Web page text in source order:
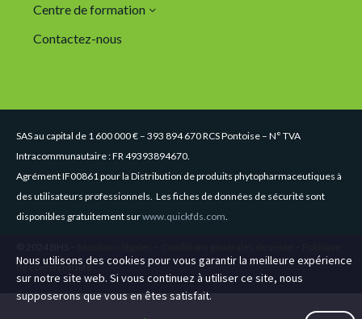
Centre de formation
Contactez-nous
SAS au capital de 1 600 000 € – 393 894 670 RCS Pontoise – N° TVA
Intracommunautaire : FR 49393894670.
Agrément IF00861 pour la Distribution de produits phytopharmaceutiques à
des utilisateurs professionnels. Les fiches de données de sécurité sont
disponibles gratuitement surwww.quickfds.com
de confidentialité
Nous utilisons des cookies pour vous garantir la meilleure expérience
sur notre site web. Si vous continuez à utiliser ce site, nous
supposerons que vous en êtes satisfait.